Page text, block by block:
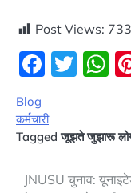
Post Views: 733
Blog
कर्मचारी
Taggedजूझते जुझारू लोग
Post
JNUSU चुनाव: